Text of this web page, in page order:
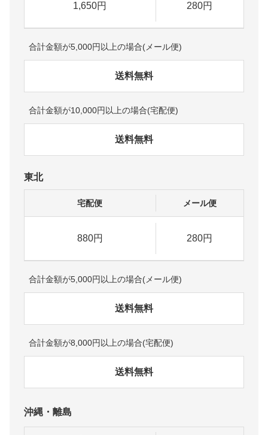
1,650円 280円
合計金額が5,000円以上の場合(メール便)
送料無料
合計金額が10,000円以上の場合(宅配便)
送料無料
東北
宅配便 メール便
880円 280円
合計金額が5,000円以上の場合(メール便)
送料無料
合計金額が8,000円以上の場合(宅配便)
送料無料
沖縄・離島